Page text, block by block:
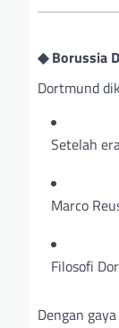
◆ Borussia
Dortmund
Setelah
Marco
Filosofi
Dengan